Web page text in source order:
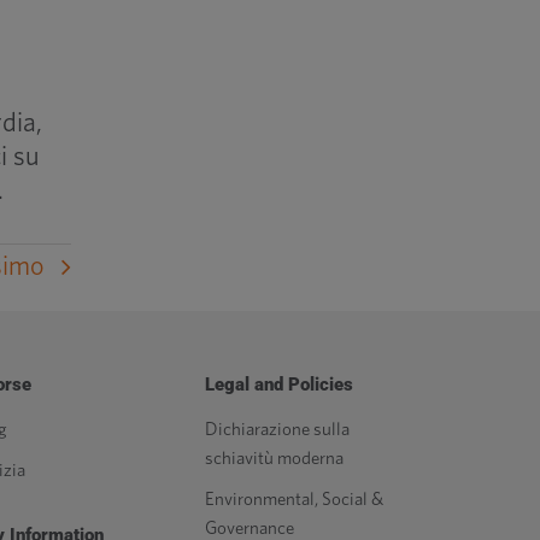
su
.
Information
Legal and Policies
Dichiarazione sulla
schiavitù moderna
Environmental, Social &
Governance